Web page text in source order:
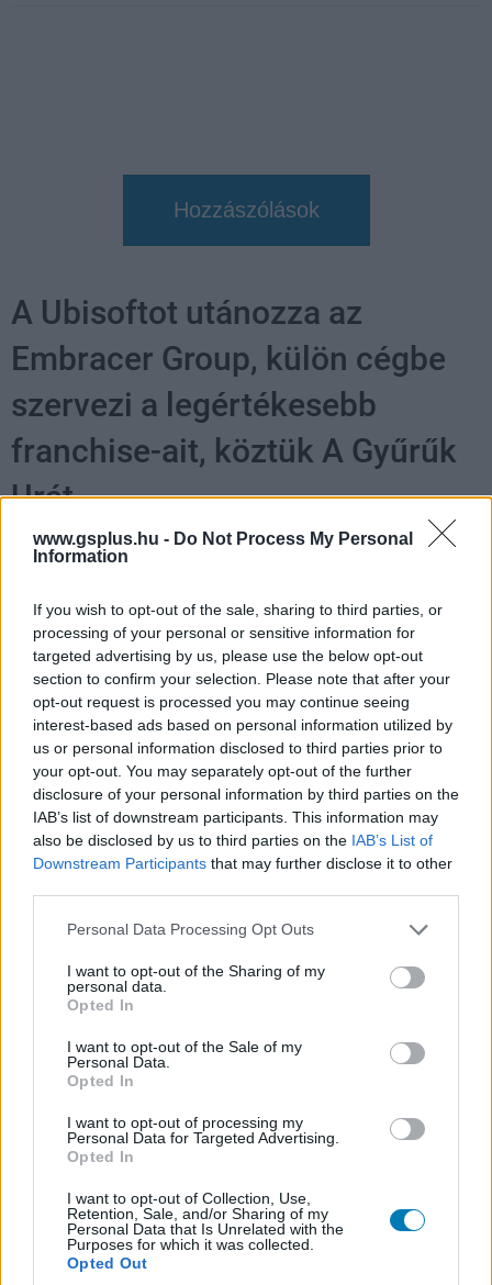
www.gsplus.hu - Do Not Process My Personal
Information
If you wish to opt-out of the sale, sharing to third parties, or
processing of your personal or sensitive information for
targeted advertising by us, please use the below opt-out
section to confirm your selection. Please note that after your
opt-out request is processed you may continue seeing
interest-based ads based on personal information utilized by
us or personal information disclosed to third parties prior to
your opt-out. You may separately opt-out of the further
disclosure of your personal information by third parties on the
IAB’s list of downstream participants. This information may
also be disclosed by us to third parties on the IAB’s List of
Downstream Participants that may further disclose it to other
Please note that this website/app uses one or more Google
not limited to your visit or usage behaviour. You may click to
grant or deny consent to Google and its third-party tags to
use your data for below specified purposes in below Google
consent section.
Personal Data Processing Opt Outs
I want to opt-out of the Sharing of my
personal data.
Opted In
I want to opt-out of the Sale of my
Personal Data.
Opted In
I want to opt-out of processing my
Personal Data for Targeted Advertising.
Opted In
I want to opt-out of Collection, Use,
Retention, Sale, and/or Sharing of my
Personal Data that Is Unrelated with the
Purposes for which it was collected.
Opted Out
Hozzászólások
A Ubisoftot utánozza az
Embracer Group, külön cégbe
szervezi a legértékesebb
franchise-ait, köztük A Gyűrűk
Urát
Chavalier|2026 május 21. 11:28
Minden nagyágyú átkerül a Fellowship
Entertainmenthez, de azért az Embracernek is
meglesz a maga szerepe a jövőben.
Loaded:
21.86%
Évek óta tart az egykor mesebeli kis gömböc módjára
minden útjába eső stúdiót és IP-t befalóEmbracer
Group kálváriája. A vállalat a pandémia idején agresszív
felvásárlási hullámba kezdett, amely során több tucat
között a Dark Horse, a Crystal Dynamics és a Middle-
earth Enterprises is, utóbbit közel 395 millió dollárért
vásárolták meg. A lendület azonban gyorsan megtört.
Miután egy állítólagos kétmilliárd dolláros megállapodás
az utolsó pillanatban összeomlott, az Embracer
kénytelen volt globális leépítésekbe kezdeni. A vállalat
munkaerő közel nyolc százalékát jelentette, emellett
több stúdiót bezártak vagy értékesítettek.
A vezetőség azonban még korántsem végzett, a hosszú
távú megoldást most abban látja, hogy - valószínűleg
Ubisoft példája által inspirálva - a leválasztja